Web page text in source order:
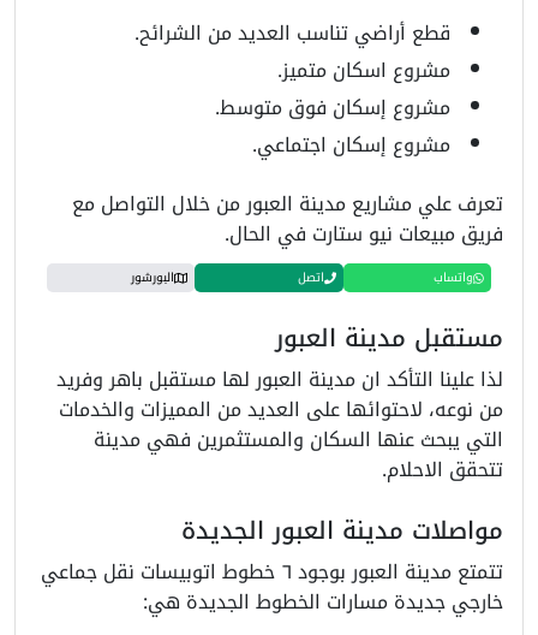
قطع أراضي تناسب العديد من الشرائح.
مشروع اسكان متميز.
مشروع إسكان فوق متوسط.
مشروع إسكان اجتماعي.
تعرف علي مشاريع مدينة العبور من خلال التواصل مع
فريق مبيعات نيو ستارت في الحال.
واتساب اتصل البورشور
مستقبل مدينة العبور
لذا علينا التأكد ان مدينة العبور لها مستقبل باهر وفريد
من نوعه، لاحتوائها على العديد من المميزات والخدمات
التي يبحث عنها السكان والمستثمرين فهي مدينة
تتحقق الاحلام.
مواصلات مدينة العبور الجديدة
تتمتع مدينة العبور بوجود ٦ خطوط اتوبيسات نقل جماعي
خارجي جديدة مسارات الخطوط الجديدة هي: